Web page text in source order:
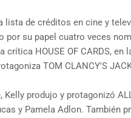
lista de créditos en cine y
por su papel cuatro veces
crítica HOUSE OF CARDS,
TOM CLANCY'S
Kelly produjo y protagonizó
y Pamela Adlon. También